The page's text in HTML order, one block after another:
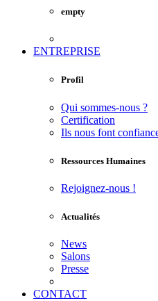
empty
ENTREPRISE
Profil
Qui sommes-nous ?
Certification
Ils nous font
Ressources Humaines
Rejoignez-nous !
Actualités
News
Salons
Presse
CONTACT